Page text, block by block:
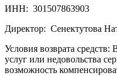
ИНН: 301507863903
Директор: Сенектутова
Условия возврата средств:
услуг или недовольства
возможность